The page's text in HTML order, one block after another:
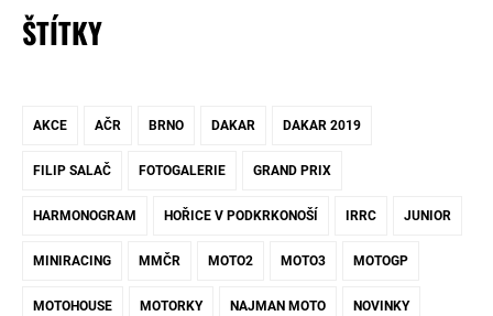
ŠTÍTKY
AKCE AČR BRNO DAKAR DAKAR 2019
FILIP SALAČ FOTOGALERIE GRAND PRIX
HARMONOGRAM HOŘICE V PODKRKONOŠÍ IRRC JUNIOR
MINIRACING MMČR MOTO2 MOTO3 MOTOGP
MOTOHOUSE MOTORKY NAJMAN MOTO NOVINKY